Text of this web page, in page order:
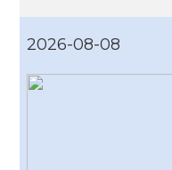
2026-08-08